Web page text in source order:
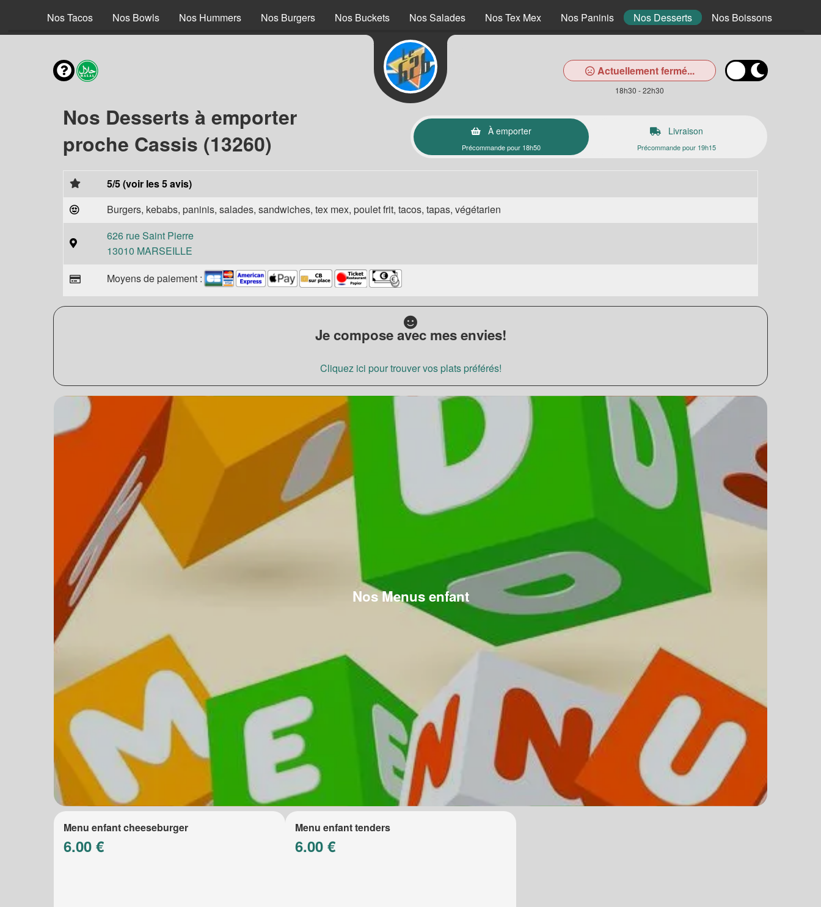
Nos Tacos Nos Bowls Nos Hummers Nos Burgers Nos Buckets Nos Salades Nos Tex Mex Nos Paninis Nos Desserts Nos Boissons
Actuellement fermé...
18h30 - 22h30
Nos Desserts à emporter
proche Cassis (13260)
À emporter
Précommande pour 18h50
Livraison
Précommande pour 19h15
5/5 (voir les 5 avis)
Burgers, kebabs, paninis, salades, sandwiches, tex mex, poulet frit, tacos, tapas, végétarien
626 rue Saint Pierre
13010 MARSEILLE
Moyens de paiement :
Je compose avec mes envies!
Cliquez ici pour trouver vos plats préférés!
Nos Menus enfant
Menu enfant cheeseburger
6.00 €
Menu enfant tenders
6.00 €